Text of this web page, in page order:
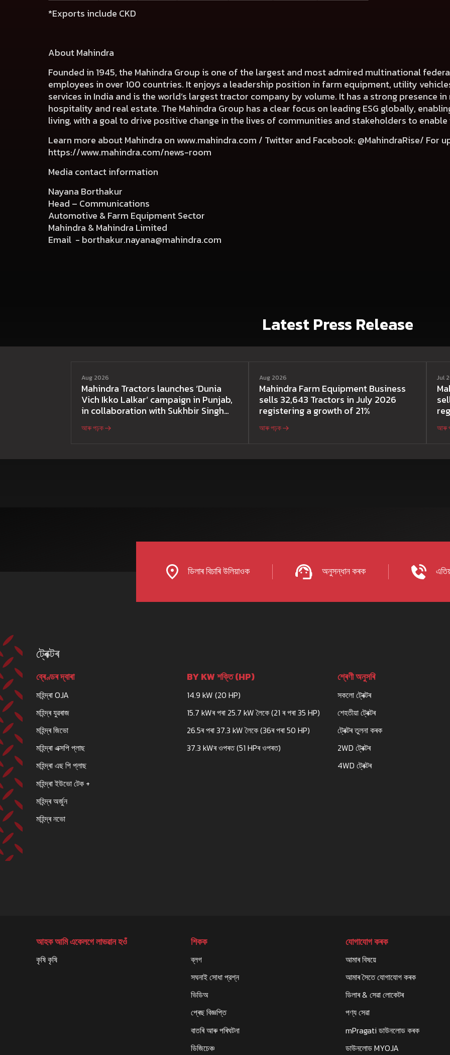
*Exports include CKD
About Mahindra
Founded in 1945, the Mahindra Group is one of the largest and most admired multinational
employees in over 100 countries. It enjoys a leadership position in farm equipment, utility
services in India and is the world’s largest tractor company by volume. It has a strong presence
hospitality and real estate. The Mahindra Group has a clear focus on leading ESG globally,
living, with a goal to drive positive change in the lives of communities and stakeholders to enable
Learn more about Mahindra on www.mahindra.com / Twitter and Facebook: @MahindraRise/ For
https://www.mahindra.com/news-room
Media contact information
Nayana Borthakur
Head – Communications
Automotive & Farm Equipment Sector
Mahindra & Mahindra Limited
Email - borthakur.nayana@mahindra.com
Latest Press Release
Aug 2026
Mahindra Tractors launches ‘Dunia
Vich Ikko Lalkar’ campaign in Punjab,
in collaboration with Sukhbir Singh
আৰু পঢ়ক
Aug 2026
Mahindra Farm Equipment Business
sells 32,643 Tractors in July 2026
registering a growth of 21%
আৰু পঢ়ক
Jul
আৰু
ডিলাৰ বিচাৰি উলিয়াওক অনুসন্ধান কৰক
ট্ৰেক্টৰ
ব্ৰেণ্ডৰ দ্বাৰা
মহিন্দ্ৰা OJA
মহিন্দ্ৰ যুৱৰাজ
মহিন্দ্ৰ জিভো
মহিন্দ্ৰা এক্সপি প্লাছ
মহিন্দ্ৰা এছ পি প্লাছ
মহিন্দ্ৰা ইউভো টেক +
মহিন্দ্ৰ অৰ্জুন
মহিন্দ্ৰ নভো
BY KW শক্তি (HP)
14.9 kW (20 HP)
15.7 kWৰ পৰা 25.7 kW লৈকে (21 ৰ পৰা 35 HP)
26.5ৰ পৰা 37.3 kW লৈকে (36ৰ পৰা 50 HP)
37.3 kWৰ ওপৰত (51 HPৰ ওপৰত)
শ্ৰেণী অনুসৰি
সকলো ট্ৰেক্টৰ
শেহতীয়া ট্ৰেক্টৰ
ট্ৰেক্টৰ তুলনা কৰক
2WD ট্ৰেক্টৰ
4WD ট্ৰেক্টৰ
আহক আমি একেলগে লাভৱান হওঁ
কৃষি কৃষি
শিকক
ব্লগ
সঘনাই সোধা প্রশ্ন
ভিডিঅ
প্ৰেছ বিজ্ঞপ্তি
বাতৰি আৰু পৰিঘটনা
ডিজিচেঞ্চ
যোগাযোগ কৰক
আমাৰ বিষয়ে
আমাৰ সৈতে যোগাযোগ কৰক
ডিলাৰ & সেৱা লোকেটৰ
পণ্য সেৱা
mPragati ডাউনলোড কৰক
ডাউনলোড MYOJA